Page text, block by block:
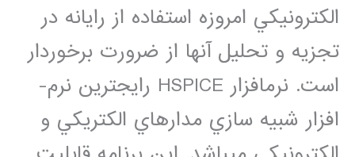
الكترونيكي امروزه استفاده از رایانه در
تجزيه و تحليل آن­ها از ضرورت برخوردار
است. نرم­افزار HSPICE رایج­ترین نرم­
افزار شبيه سازي مدارهاي الكتريكي و